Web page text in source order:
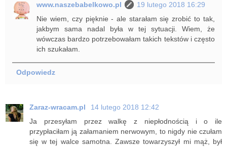
www.naszebabelkowo.pl
19 lutego 2018 16:29
Nie wiem, czy pięknie - ale starałam się zrobić to tak,
jakbym sama nadal była w tej sytuacji. Wiem, że
wówczas bardzo potrzebowałam takich tekstów i często
ich szukałam.
Odpowiedz
Zaraz-wracam.pl
14 lutego 2018 12:42
Ja przesyłam przez walkę z niepłodnością i o ile
przypłaciłam ją załamaniem nerwowym, to nigdy nie czułam
się w tej walce samotna. Zawsze towarzyszył mi mąż, był